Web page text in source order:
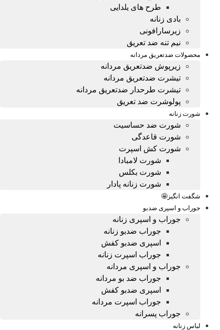
طرح های یلدایی
بادی زنانه
زیرسارافونی
نیم تنه ضد تعریق
محصولات ضدتعریق مردانه
زیرپوش ضدتعریق مردانه
تیشرت ضدتعریق مردانه
تیشرت طرحدار ضدتعریق مردانه
پولوشرت ضد تعریق
شورت زنانه
شورت ضد حساسیت
شورت قاعدگی
شورت کش اسپرت
شورت لامبادا
شورت بکلس
شورت زنانه پادار
شگفت انگیز🤩
جوراب و اسپری ضدبو
جوراب و اسپری زنانه
جوراب ضدبو زنانه
اسپری ضدبو کفش
جوراب اسپرت زنانه
جوراب و اسپری مردانه
جوراب ضد بو مردانه
اسپری ضدبو کفش
جوراب اسپرت مردانه
جوراب پسرانه
لباس زنانه